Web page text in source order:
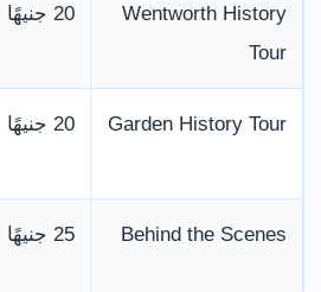
Wentworth History
Tour
20 جنيهًا
Garden History Tour 20 جنيهًا
Behind the Scenes 25 جنيهًا